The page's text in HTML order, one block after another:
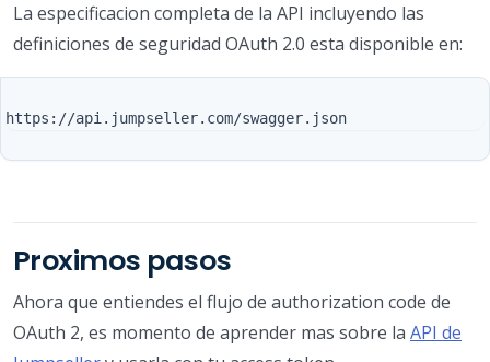
La especificacion completa de la API incluyendo las
definiciones de seguridad OAuth 2.0 esta disponible en:
Proximos pasos
Ahora que entiendes el flujo de authorization code de
OAuth 2, es momento de aprender mas sobre la API de